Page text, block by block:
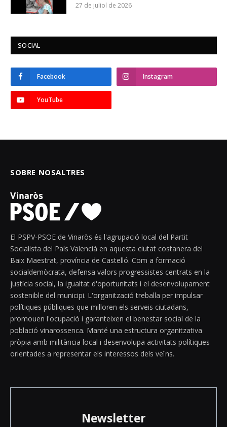
27 de juliol de 2026
SOCIAL
Facebook Instagram
YouTube
SOBRE NOSALTRES
El PSPV-PSOE de Vinaròs és l'agrupació local del Partit
Socialista del País Valencià en aquesta ciutat costanera del
Baix Maestrat, província de Castelló. Com a formació
socialdemòcrata, defensa valors progressistes centrats en la
justícia social, la igualtat d'oportunitats i el desenvolupament
sostenible del municipi. L'organització treballa per impulsar
polítiques públiques que milloren els serveis ciutadans,
promouen l'ocupació i garanteixen el benestar social de la
població vinarossenca. Manté una estructura organitzativa
pròpia amb militància local i desenvolupa activitats polítiques
orientades a representar els interessos dels veïns.
Newsletter